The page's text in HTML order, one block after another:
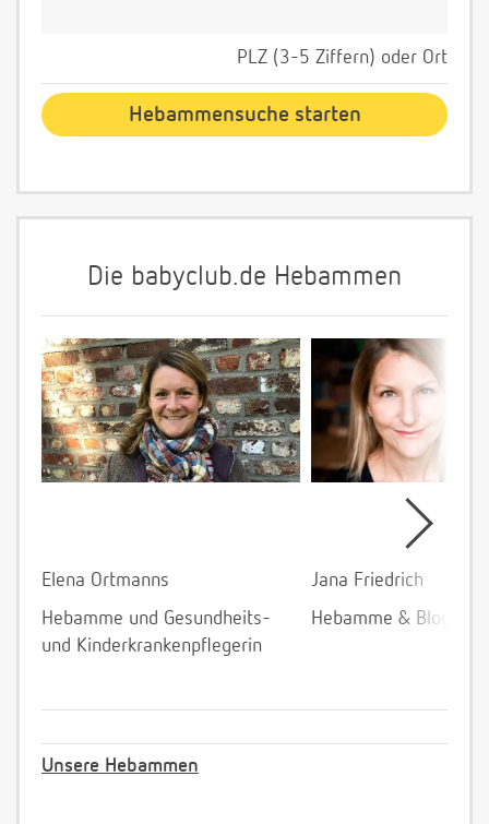
PLZ (3-5 Ziffern) oder Ort
Die babyclub.de Hebammen
Elena Ortmanns
Hebamme und Gesundheits-
und Kinderkrankenpflegerin
Jana Friedrich
Hebamme &
Unsere Hebammen